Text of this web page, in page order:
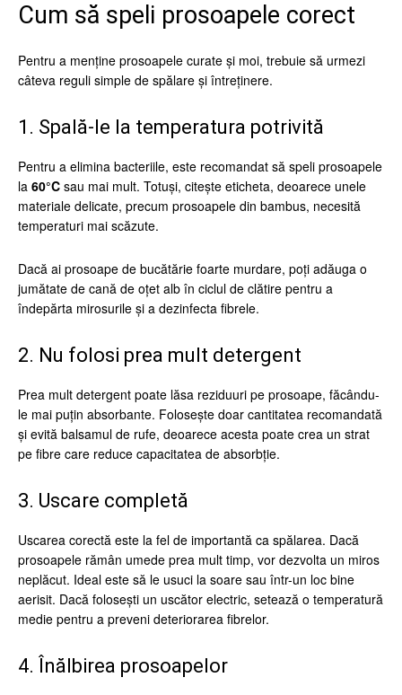
Cum să speli prosoapele corect
Pentru a menține prosoapele curate și moi, trebuie să urmezi
câteva reguli simple de spălare și întreținere.
1. Spală-le la temperatura potrivită
Pentru a elimina bacteriile, este recomandat să speli prosoapele
la 60°C sau mai mult. Totuși, citește eticheta, deoarece unele
materiale delicate, precum prosoapele din bambus, necesită
temperaturi mai scăzute.
Dacă ai prosoape de bucătărie foarte murdare, poți adăuga o
jumătate de cană de oțet alb în ciclul de clătire pentru a
îndepărta mirosurile și a dezinfecta fibrele.
2. Nu folosi prea mult detergent
Prea mult detergent poate lăsa reziduuri pe prosoape, făcându-
le mai puțin absorbante. Folosește doar cantitatea recomandată
și evită balsamul de rufe, deoarece acesta poate crea un strat
pe fibre care reduce capacitatea de absorbție.
3. Uscare completă
Uscarea corectă este la fel de importantă ca spălarea. Dacă
prosoapele rămân umede prea mult timp, vor dezvolta un miros
neplăcut. Ideal este să le usuci la soare sau într-un loc bine
aerisit. Dacă folosești un uscător electric, setează o temperatură
medie pentru a preveni deteriorarea fibrelor.
4. Înălbirea prosoapelor